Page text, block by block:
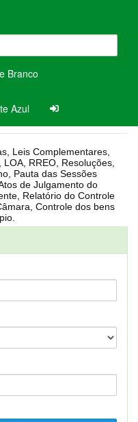
Branco
Azul
Resoluções,
Pauta das Sessões
de Julgamento do